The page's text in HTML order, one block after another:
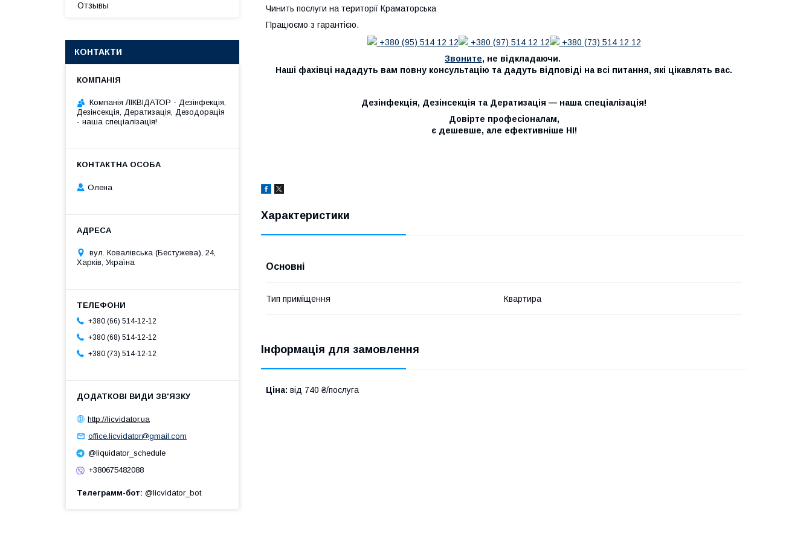
Чинить послуги на території Краматорська
Працюємо з гарантією.
+380 (95) 514 12 12
+380 (97) 514 12 12
+380 (73) 514 12 12
Звоните, не відкладаючи.
Наші фахівці нададуть вам повну консультацію та дадуть відповіді на всі питання, які цікавлять вас.
Дезінфекція, Дезінсекція та Дератизація — наша спеціалізація!
Довірте професіоналам,
є дешевше, але ефективніше НІ!
Характеристики
Основні
Тип приміщення Квартира
Інформація для замовлення
Ціна: від 740 ₴/послуга
Отзывы
КОНТАКТИ
Компанія ЛІКВІДАТОР - Дезінфекція,
Дезінсекція, Дератизація, Дезодорація
- наша спеціалізація!
Олена
вул. Ковалівська (Бестужева), 24,
Харків, Україна
+380 (66) 514-12-12
+380 (68) 514-12-12
+380 (73) 514-12-12
http://licvidator.ua
office.licvidator@gmail.com
@liquidator_schedule
+380675482088
Телеграмм-бот @licvidator_bot